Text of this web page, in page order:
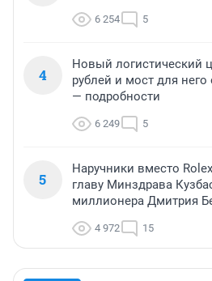
6 254 5
4
Новый логистический
рублей и мост для него
— подробности
6 249 5
5
Наручники вместо
главу Минздрава
миллионера Дмитрия
4 972 15